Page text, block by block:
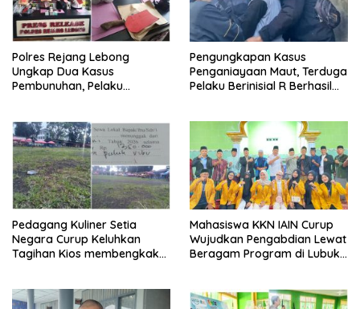
Polres Rejang Lebong
Ungkap Dua Kasus
Pembunuhan, Pelaku
Pengungkapan Kasus
Penganiayaan Maut, Terduga
Pelaku Berinisial R Berhasil
Pedagang Kuliner Setia
Negara Curup Keluhkan
Tagihan Kios membengkak
Mahasiswa KKN IAIN Curup
Wujudkan Pengabdian Lewat
Beragam Program di Lubuk